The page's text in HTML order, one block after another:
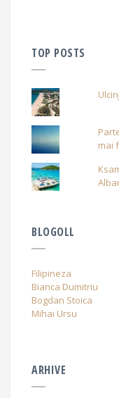
TOP POSTS
mai
BLOGOLL
Filipineza
Bianca Dumitriu
Bogdan Stoica
Mihai Ursu
ARHIVE